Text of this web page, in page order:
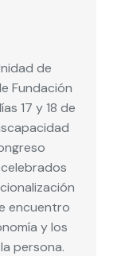
de
Fundación
17 y 18 de
encuentro
y los
persona.